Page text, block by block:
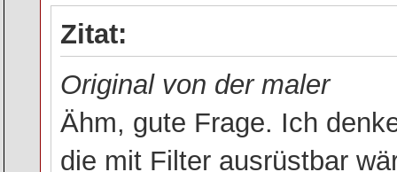
Zitat:
Original von der maler
Ähm, gute Frage. Ich
die mit Filter ausrüstbar